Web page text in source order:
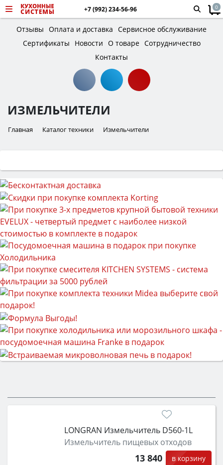
+7 (992) 234-56-96 0
Отзывы Оплата и доставка Сервисное обслуживание
Сертификаты
Новости О товаре Сотрудничество
Контакты
ИЗМЕЛЬЧИТЕЛИ
Главная Каталог техники Измельчители
LONGRAN Измельчитель D560-1L
Измельчитель пищевых отходов
13 840 в корзину